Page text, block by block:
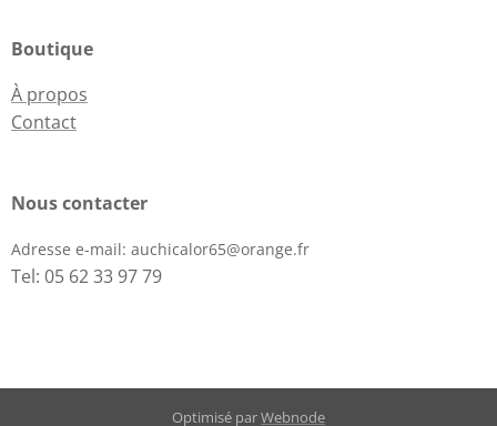
Boutique
À propos
Contact
Nous contacter
Adresse e-mail: auchicalor65@orange.fr
Tel: 05 62 33 97 79
Optimisé parWebnode